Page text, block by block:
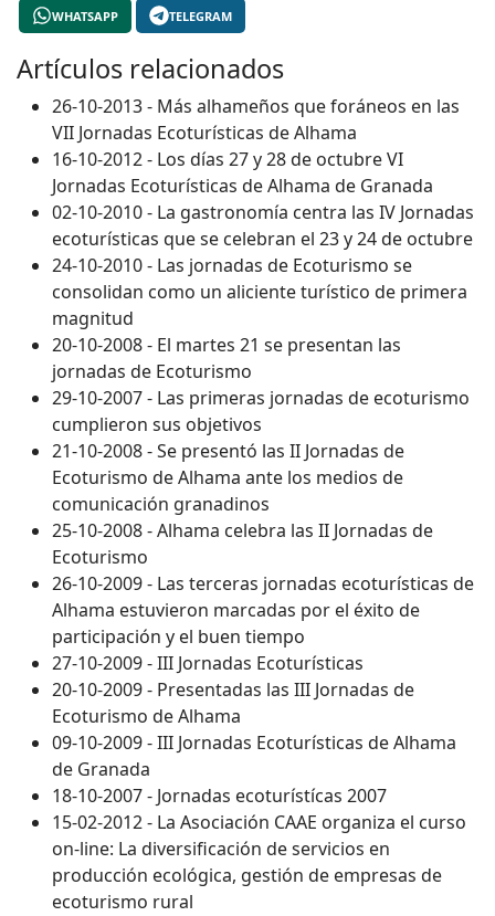
WHATSAPP TELEGRAM
Artículos relacionados
26-10-2013 - Más alhameños que foráneos en las
VII Jornadas Ecoturísticas de Alhama
16-10-2012 - Los días 27 y 28 de octubre VI
Jornadas Ecoturísticas de Alhama de Granada
02-10-2010 - La gastronomía centra las IV Jornadas
ecoturísticas que se celebran el 23 y 24 de octubre
24-10-2010 - Las jornadas de Ecoturismo se
consolidan como un aliciente turístico de primera
magnitud
20-10-2008 - El martes 21 se presentan las
jornadas de Ecoturismo
29-10-2007 - Las primeras jornadas de ecoturismo
cumplieron sus objetivos
21-10-2008 - Se presentó las II Jornadas de
Ecoturismo de Alhama ante los medios de
comunicación granadinos
25-10-2008 - Alhama celebra las II Jornadas de
Ecoturismo
26-10-2009 - Las terceras jornadas ecoturísticas de
Alhama estuvieron marcadas por el éxito de
participación y el buen tiempo
27-10-2009 - III Jornadas Ecoturísticas
20-10-2009 - Presentadas las III Jornadas de
Ecoturismo de Alhama
09-10-2009 - III Jornadas Ecoturísticas de Alhama
de Granada
18-10-2007 - Jornadas ecoturístícas 2007
15-02-2012 - La Asociación CAAE organiza el curso
on-line: La diversificación de servicios en
producción ecológica, gestión de empresas de
ecoturismo rural